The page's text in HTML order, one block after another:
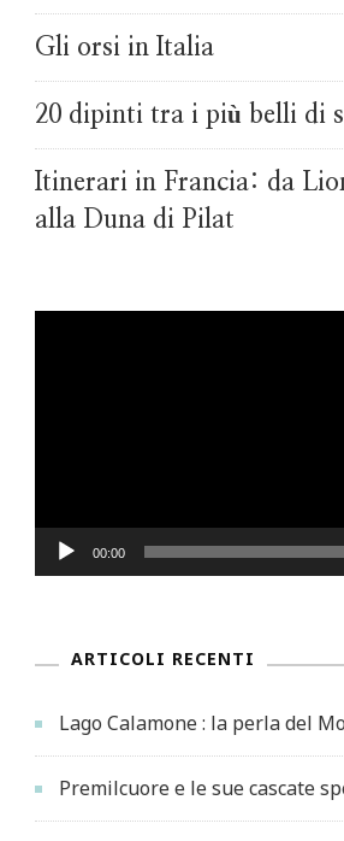
Gli orsi in Italia
20 dipinti tra i più belli di
Itinerari in Francia: da
alla Duna di Pilat
00:00
ARTICOLI RECENTI
Lago Calamone : la perla del
Premilcuore e le sue cascate